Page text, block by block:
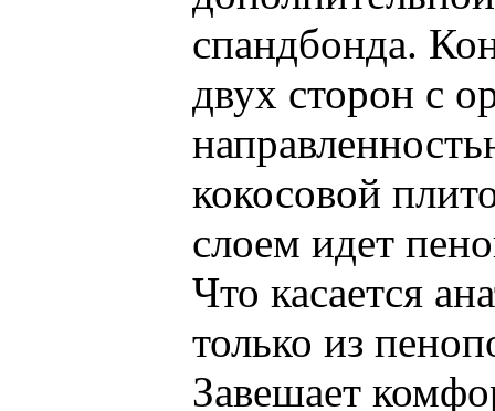
спандбонда.
двух сторон с
кокосовой
слоем идет
Что касается
только из
Завешает